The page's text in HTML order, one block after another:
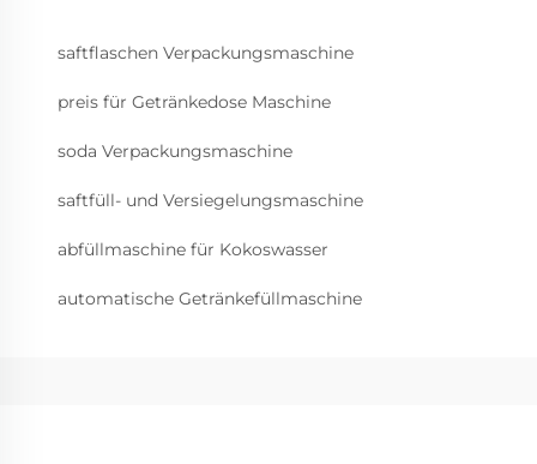
saftflaschen Verpackungsmaschine
preis für Getränkedose Maschine
soda Verpackungsmaschine
saftfüll- und Versiegelungsmaschine
abfüllmaschine für Kokoswasser
automatische Getränkefüllmaschine